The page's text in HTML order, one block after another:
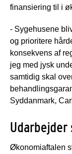
finansiering til i
- Sygehusene
og prioritere
konsekvens af
jeg med jysk
samtidig skal
Syddanmark,
Udarbejder
Økonomiaftalen